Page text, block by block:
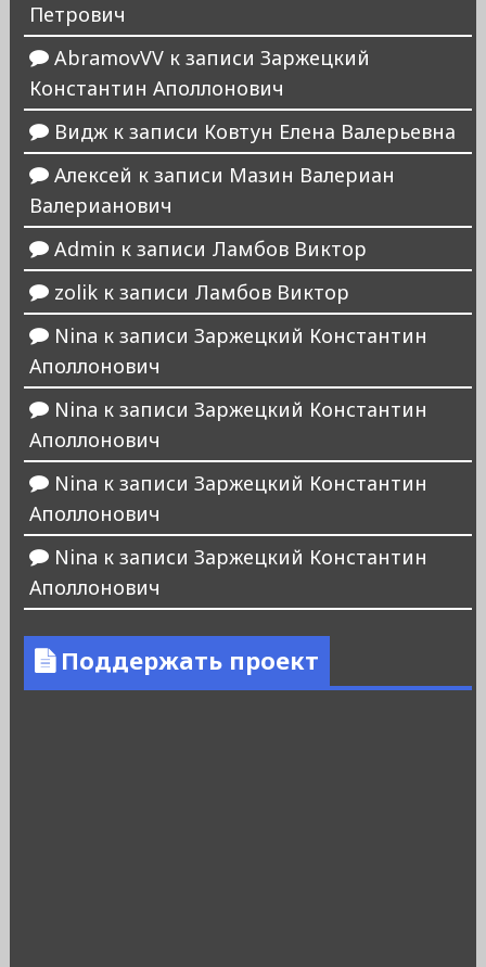
Петрович
AbramovVVк записи Заржецкий
Константин Аполлонович
Виджк записи Ковтун Елена Валерьевна
Алексей к записи Мазин Валериан
Валерианович
Admin к записи Ламбов Виктор
zolikк записи Ламбов Виктор
Nina к записи Заржецкий Константин
Аполлонович
Nina к записи Заржецкий Константин
Аполлонович
Nina к записи Заржецкий Константин
Аполлонович
Nina к записи Заржецкий Константин
Аполлонович
Поддержать проект